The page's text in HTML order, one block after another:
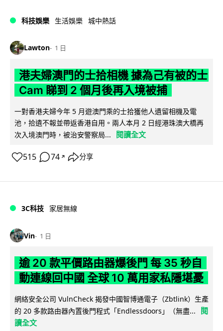
科技娛樂 生活娛樂 城中熱話
Lawton 1 日
港夫婦澳門的士拾相機 據為己有被的士
Cam 睇到 2 個月後再入境被捕
一對香港夫婦今年 5 月遊澳門乘的士拾獲他人遺留相機及電
池，拾遺不報並帶返香港自用。兩人本月 2 日經港珠澳大橋再
次入境澳門時，被治安警察局...
閱讀全文
515 74 ↗ 分享
3C科技 家居無線
Vin 1 日
逾 20 款平價路由器爆後門 每 35 秒自
動連線回中國 全球 10 萬用家私隱堪憂
網絡安全公司 VulnCheck 揭發中國智博通電子（Zbtlink）生產
的 20 多款路由器內置後門程式「Endlessdoors」（無盡...
閱
讀全文